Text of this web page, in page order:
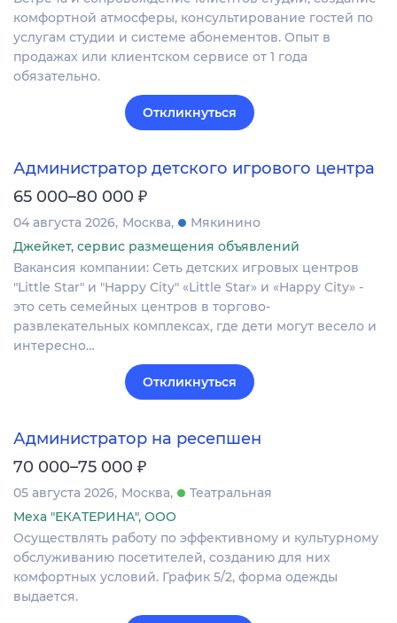
комфортной атмосферы, консультирование гостей по
услугам студии и системе абонементов. Опыт в
продажах или клиентском сервисе от 1 года
обязательно.
Откликнуться
Администратор детского игрового центра
65 000–80 000 ₽
04 августа 2026 Москва
Мякинино
Джейкет, сервис размещения объявлений
Вакансия компании: Сеть детских игровых центров
"Little Star" и "Happy City" «Little Star» и «Happy City» -
это сеть семейных центров в торгово-
развлекательных комплексах, где дети могут весело и
интересно…
Откликнуться
Администратор на ресепшен
70 000–75 000 ₽
05 августа 2026 Москва
Театральная
Меха "ЕКАТЕРИНА", ООО
Осуществлять работу по эффективному и культурному
обслуживанию посетителей, созданию для них
комфортных условий. График 5/2, форма одежды
выдается.